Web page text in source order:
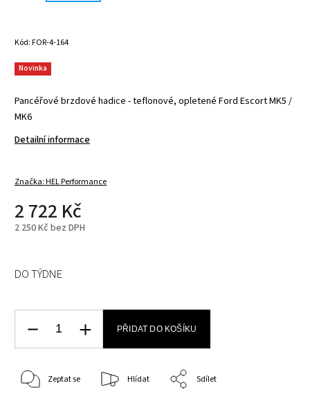
Kód:FOR-4-164
Pancéřové brzdové hadice - teflonové, opletené Ford Escort MK5 /
MK6
Detailní informace
Novinka
Značka:HEL Performance
2 722 Kč
2 250 Kč bez DPH
DO TÝDNE
PŘIDAT DO KOŠÍKU
Zeptat se Hlídat Sdílet